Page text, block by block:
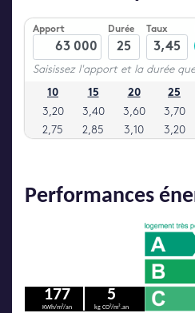
Performances
177
KWh/m²/an
5
kg CO²/m².an